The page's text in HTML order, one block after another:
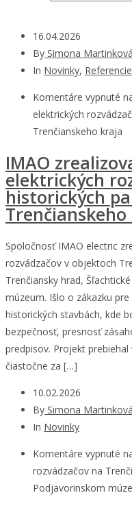
16.04.2026
By Simona Martinková
In Novinky, Referencie
Komentáre vypnuté
elektrických
Trenčianskeho kraja
IMAO
elektrických
historických
Spoločnosť IMAO electric
rozvádzačov v objektoch
Trenčiansky hrad,
múzeum. Išlo o zákazku
historických stavbách, kde
bezpečnosť, presnosť
predpisov. Projekt
čiastočne za […]
10.02.2026
By Simona Martinková
In Novinky
Komentáre vypnuté
rozvádzačov na
Podjavorinskom